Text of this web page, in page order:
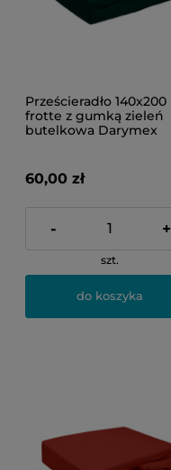
Prześcieradło 140x200
frotte z gumką zieleń
butelkowa Darymex
60,00 zł
- +
szt.
do koszyka